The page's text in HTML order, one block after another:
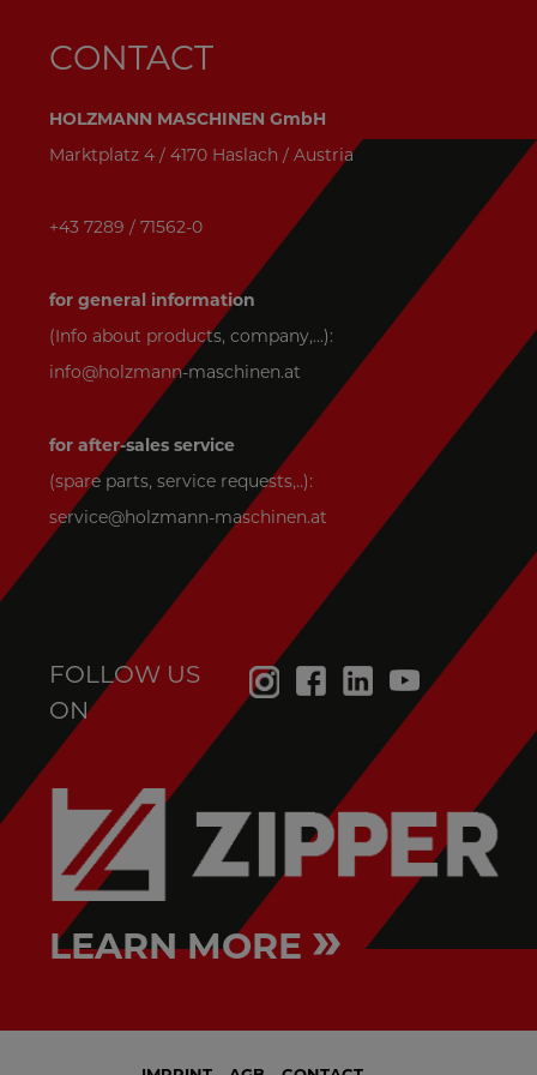
CONTACT
HOLZMANN MASCHINEN GmbH
Marktplatz 4 / 4170 Haslach / Austria
+43 7289 / 71562-0
for general information
(Info about products, company,...):
info@holzmann-maschinen.at
for after-sales service
(spare parts, service requests,..):
service@holzmann-maschinen.at
FOLLOW US
ON
LEARN MORE »